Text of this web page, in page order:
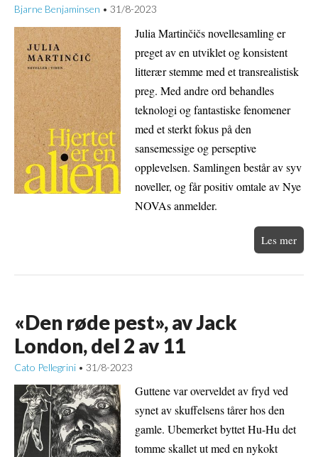
Bjarne Benjaminsen • 31/8-2023
Julia Martinčičs novellesamling er
preget av en utviklet og konsistent
litterær stemme med et transrealistisk
preg. Med andre ord behandles
teknologi og fantastiske fenomener
med et sterkt fokus på den
sansemessige og perseptive
opplevelsen. Samlingen består av syv
noveller, og får positiv omtale av Nye
NOVAs anmelder.
Les mer
«Den røde pest», av Jack
London, del 2 av 11
Cato Pellegrini • 31/8-2023
Guttene var overveldet av fryd ved
synet av skuffelsens tårer hos den
gamle. Ubemerket byttet Hu-Hu det
tomme skallet ut med en nykokt